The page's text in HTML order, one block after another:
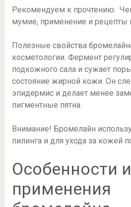
Рекомендуем к прочтению:
мумие, применение и рецепты
Полезные свойства
косметологии. Фермент
подкожного сала и сужает
состояние жирной кожи. Он
эпидермис и делает менее
пигментные пятна.
Внимание! Бромелайн
пилинга и для ухода за кожей
Особенности
применения